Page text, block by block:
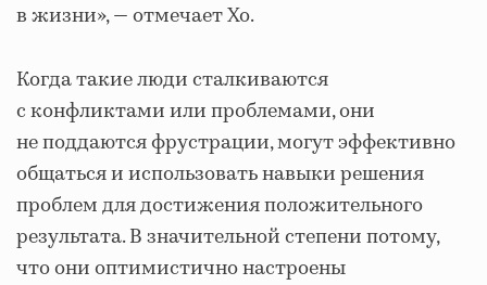
в жизни», — отмечает Хо.
Когда такие люди сталкиваются
с конфликтами или проблемами, они
не поддаются фрустрации, могут эффективно
общаться и использовать навыки решения
проблем для достижения положительного
результата. В значительной степени потому,
что они оптимистично настроены